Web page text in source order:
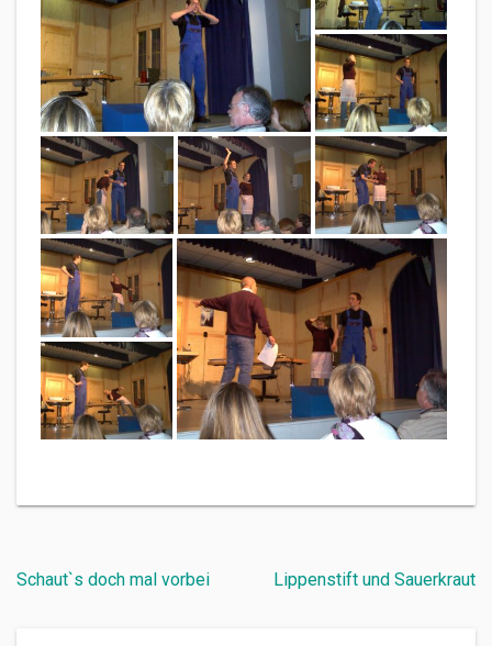
Beitragsnavigation
Schaut`s doch mal vorbei Lippenstift und Sauerkraut